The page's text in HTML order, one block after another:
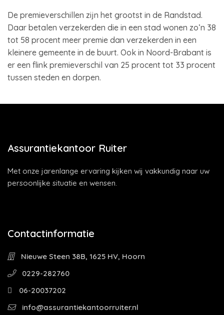
De premieverschillen zijn het grootst in de Randstad.
Daar betalen verzekerden die in een stad wonen zo’n 38
tot 58 procent meer premie dan verzekerden in een
kleinere gemeente in de buurt. Ook in Noord-Brabant is
er een flink premieverschil van 25 procent tot 33 procent
tussen steden en dorpen.
Assurantiekantoor Ruiter
Met onze jarenlange ervaring kijken wij vakkundig naar uw
persoonlijke situatie en wensen.
Contactinformatie
Nieuwe Steen 38B, 1625 HV, Hoorn
0229-282760
06-20037202
info@assurantiekantoorruiter.nl